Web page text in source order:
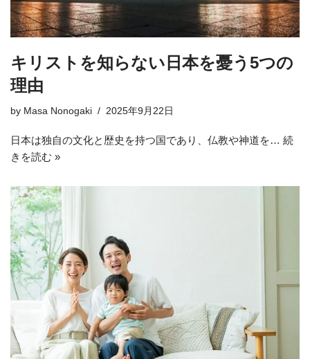
キリストを知らない日本を憂う5つの
理由
by Masa Nonogaki 2025年9月22日
日本は独自の文化と歴史を持つ国であり、仏教や神道を… 続
きを読む »